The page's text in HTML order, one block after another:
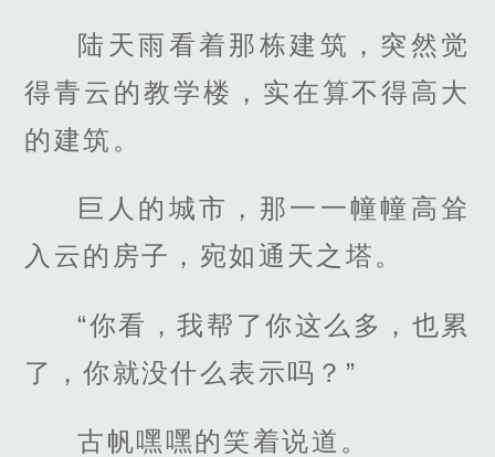
陆天雨看着那栋建筑，突然觉
得青云的教学楼，实在算不得高大
的建筑。
巨人的城市，那一一幢幢高耸
入云的房子，宛如通天之塔。
“你看，我帮了你这么多，也累
了，你就没什么表示吗？”
古帆嘿嘿的笑着说道。